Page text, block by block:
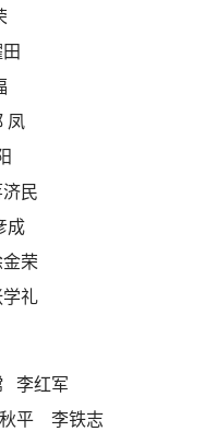
凤
民
成
荣
礼
李红军
平 李铁志